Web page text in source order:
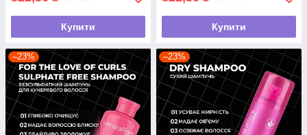
Купити Купити
–23% –23%